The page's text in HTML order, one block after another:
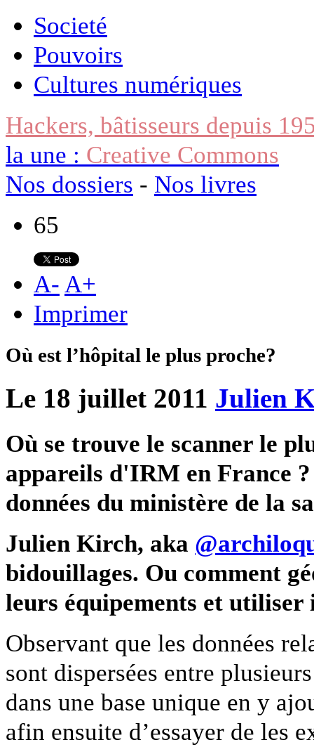
Societé
Pouvoirs
Cultures numériques
Hackers, bâtisseurs depuis
la une : Creative Commons
Nos dossiers - Nos livres
65
A- A+
Imprimer
Où est l’hôpital le plus proche?
Le 18 juillet 2011 Julien
Où se trouve le scanner le
appareils d'IRM en France
données du ministère de la
Julien Kirch, aka
bidouillages. Ou comment
leurs équipements et utiliser
Observant que les données
sont dispersées entre
dans une base unique en y
afin ensuite d’essayer de les